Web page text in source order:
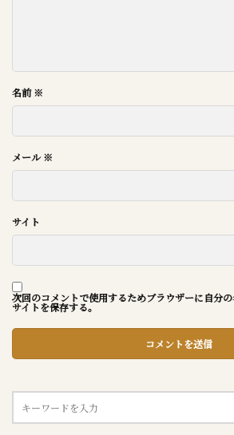
名前※
メール※
サイト
次回のコメントで使用するためブラウザーに自分の
サイトを保存する。